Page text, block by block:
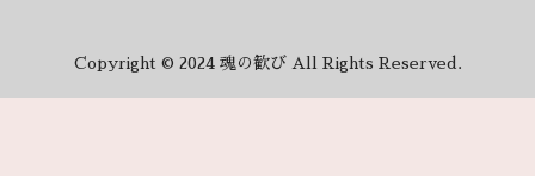
Copyright © 2024 魂の歓び All Rights Reserved.